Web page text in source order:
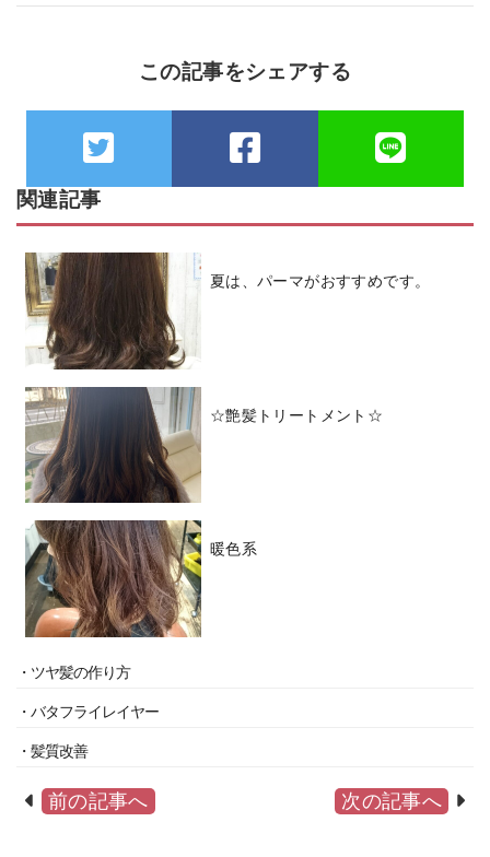
この記事をシェアする
関連記事
夏は、パーマがおすすめです。
☆艶髪トリートメント☆
暖色系
・ツヤ髪の作り方
・バタフライレイヤー
・髪質改善
前の記事へ 次の記事へ